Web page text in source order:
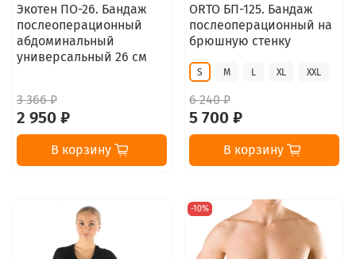
Экотен ПО-26. Бандаж
послеоперационный
абдоминальный
универсальный 26 см
3 366 ₽
2 950 ₽
В корзину
ORTO БП-125. Бандаж
послеоперационный на
брюшную стенку
S M L XL XXL
6 240 ₽
5 700 ₽
В корзину
-10%